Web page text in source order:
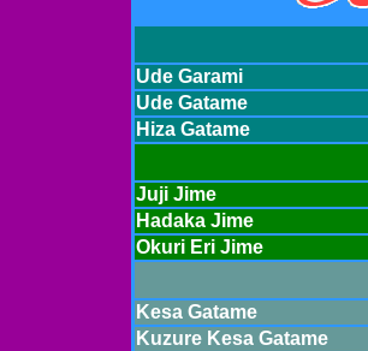
Ude Garami
Ude Gatame
Hiza Gatame
Juji Jime
Hadaka Jime
Okuri Eri Jime
Kesa Gatame
Kuzure Kesa Gatame